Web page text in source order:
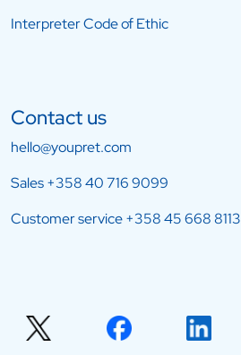
Interpreter Code of Ethic
Contact us
hello@youpret.com
Sales+358 40 716 9099
Customer service+358 45 668 8113